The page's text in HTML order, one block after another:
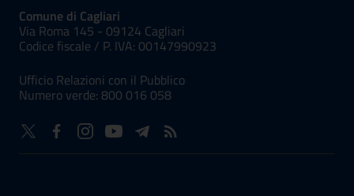
Comune di Cagliari
Via Roma 145 - 09124 Cagliari
Codice fiscale / P. IVA: 00147990923
Ufficio Relazioni con il Pubblico
Numero verde: 800 016 058